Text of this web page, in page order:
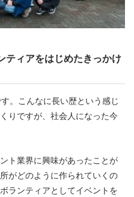
ティアをはじめたきっかけ
。こんなに長い歴という感じ
りですが、社会人になった今
ト業界に興味があったことが
がどのように作られていくの
ランティアとしてイベントを